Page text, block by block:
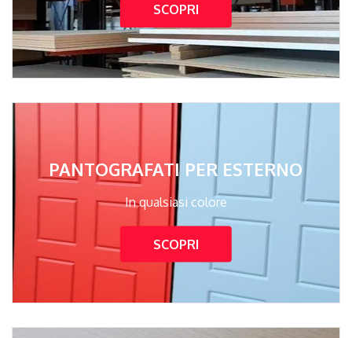
SCOPRI
PANTOGRAFATI PER ESTERNO
In qualsiasi colore
SCOPRI